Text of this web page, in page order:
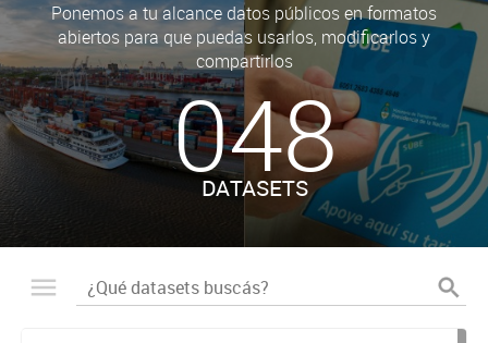
Ponemos a tu alcance datos públicos en formatos
abiertos para que puedas usarlos, modificarlos y
compartirlos
048
DATASETS